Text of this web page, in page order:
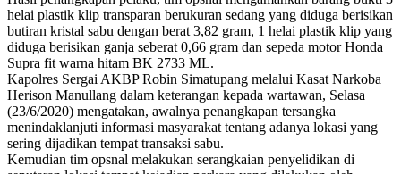
helai plastik klip transparan berukuran sedang yang diduga berisikan
butiran kristal sabu dengan berat 3,82 gram, 1 helai plastik klip yang
diduga berisikan ganja seberat 0,66 gram dan sepeda motor Honda
Supra fit warna hitam BK 2733 ML.
Kapolres Sergai AKBP Robin Simatupang melalui Kasat Narkoba
Herison Manullang dalam keterangan kepada wartawan, Selasa
(23/6/2020) mengatakan, awalnya penangkapan tersangka
menindaklanjuti informasi masyarakat tentang adanya lokasi yang
sering dijadikan tempat transaksi sabu.
Kemudian tim opsnal melakukan serangkaian penyelidikan di